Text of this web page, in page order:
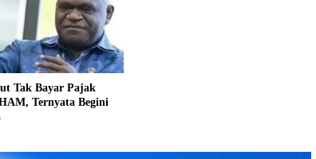
Tak Bayar Pajak
Ternyata Begini